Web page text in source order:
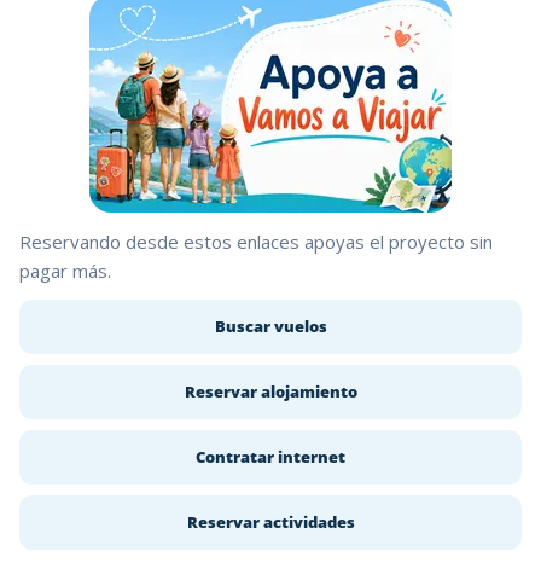
Reservando desde estos enlaces apoyas el proyecto sin
pagar más.
Buscar vuelos
Reservar alojamiento
Contratar internet
Reservar actividades